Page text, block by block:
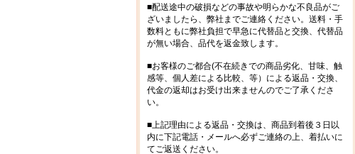
■配送途中の破損などの事故や明らかな不良品がご
ざいましたら、弊社までご連絡ください。送料・手
数料ともに弊社負担で早急に代替品と交換、代替品
が無い場合、品代を返金致します。
■お客様のご都合(不在続きでの商品劣化、甘味、触
感等、個人差による比較、等）による返品・交換、
代金の返却はお受け出来ませんのでご了承くださ
い。
■上記理由による返品・交換は、商品到着後３日以
内に下記電話・メールへ必ずご連絡の上、着払いに
てご返送ください。